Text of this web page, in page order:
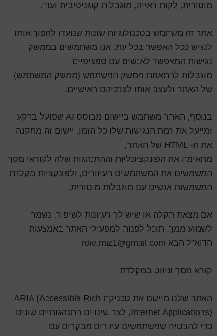
מוטורית, לקות ראייה, מוגבלות קוגניטיבית ועוד.
אתר זה משתמש בטכנולוגיות שונות שנועדו להפוך אותו
לנגיש ככל האפשר בכל עת. אנו משתמשים בממשק
נגישות המאפשר לאנשים עם ספציפיים
מוגבלות להתאמת ממשק המשתמש (ממשק המשתמש)
של האתר ולעצב אותו לצרכיהם האישיים.
בנוסף, האתר משתמש ביישום מבוסס AI שפועל ברקע
ומייעל את רמת הנגישות שלו כל הזמן. יישום זה מתקנה
את ה- HTML של האתר,
מתאימה את הפונקציונליות וההתנהגות שלה לקוראי מסך
המשמשים את המשתמשים העיוורים, ולפונקציות מקלדת
המשמשות אנשים עם מוגבלות מוטורית.
אם מצאת תקלה או שיש לך רעיונות לשיפור, נשמח
לשמוע ממך. תוכל לפנות למפעילי האתר באמצעות
הדוא"ל הבא roie.miz1@gmail.com
קורא מסך וניווט במקלדת
האתר שלנו מיישם את טכניקת ARIA (Accessible Rich
Internet Applications), לצד שינויים התנהגותיים שונים,
כדי להבטיח שמשתמשים עיוורים מבקרים עם